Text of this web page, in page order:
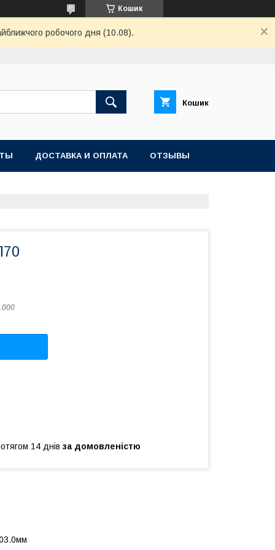
Кошик
робочого дня (10.08).
Кошик
ДОСТАВКА И ОПЛАТА ОТЗЫВЫ
14 днів за домовленістю